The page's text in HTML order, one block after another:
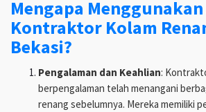
Mengapa Menggunakan
Kontraktor Kolam
Bekasi?
Pengalaman dan Keahlian:
berpengalaman telah menangani
renang sebelumnya. Mereka memiliki